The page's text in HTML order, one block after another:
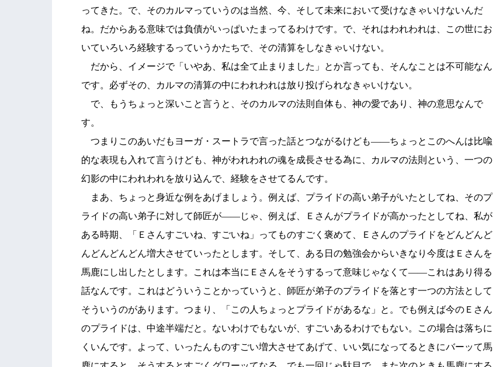
ってきた。で、そのカルマっていうのは当然、今、そして未来において受けなきゃいけないんだ
ね。だからある意味では負債がいっぱいたまってるわけです。で、それはわれわれは、この世にお
いていろいろ経験するっていうかたちで、その清算をしなきゃいけない。
だから、イメージで「いやあ、私は全て止まりました」とか言っても、そんなことは不可能なん
です。必ずその、カルマの清算の中にわれわれは放り投げられなきゃいけない。
で、もうちょっと深いこと言うと、そのカルマの法則自体も、神の愛であり、神の意思なんで
す。
つまりこのあいだもヨーガ・スートラで言った話とつながるけども――ちょっとこのへんは比喩
的な表現も入れて言うけども、神がわれわれの魂を成長させる為に、カルマの法則という、一つの
幻影の中にわれわれを放り込んで、経験をさせてるんです。
まあ、ちょっと身近な例をあげましょう。例えば、プライドの高い弟子がいたとしてね、そのプ
ライドの高い弟子に対して師匠が――じゃ、例えば、Ｅさんがプライドが高かったとしてね、私が
ある時期、「Ｅさんすごいね、すごいね」ってものすごく褒めて、Ｅさんのプライドをどんどんど
んどんどんどん増大させていったとします。そして、ある日の勉強会からいきなり今度はＥさんを
馬鹿にし出したとします。これは本当にＥさんをそうするって意味じゃなくて――これはあり得る
話なんです。これはどういうことかっていうと、師匠が弟子のプライドを落とす一つの方法として
そういうのがあります。つまり、「この人ちょっとプライドがあるな」と。でも例えば今のＥさん
のプライドは、中途半端だと。ないわけでもないが、すごいあるわけでもない。この場合は落ちに
くいんです。よって、いったんものすごい増大させてあげて、いい気になってるときにバーッて馬